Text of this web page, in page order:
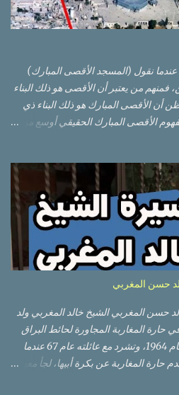
نقول (المسجد الأقصى المبارك)
فمنهم من يعتبر أن الأقصى هو ذلك البناء
أن الأقصى المبارك هو ذلك البناء ذي
الأقصى المبارك الحقيقي أوسع من
من مدينة القدس القديمة المسورة (البلدة
فيالضفة الغربية. والمسجد الأقصى له
سور أيضاً وهو على شكل مضلع غير منتظم مساحته حوالي 144 دونم (144
تلة حارات البلدة القديمة – القدس
العتيقة كما هي اليوم يشمل المسجد الأقصى: قبة الصخرة المشرفة، (ذات
القلب بالنسبة للمسجد الأقصى
(ويستخدم الآن كمصلى للنساء يوم الجمعة). المصلى القِبلِي (المسجد
القبة الرصاصية السوداء، والواقع أ...
حسن المغربي
حسن المغربي الشيخ خالد المغربي ولد
المغاربة المجاورة لحائط البراق
السور الغربي للمسجد الأقصى عام 1964، وتشرد مع عائلته عام 67 عندما
حارة المغاربة عن بكرة أبيها، لجأ معهم